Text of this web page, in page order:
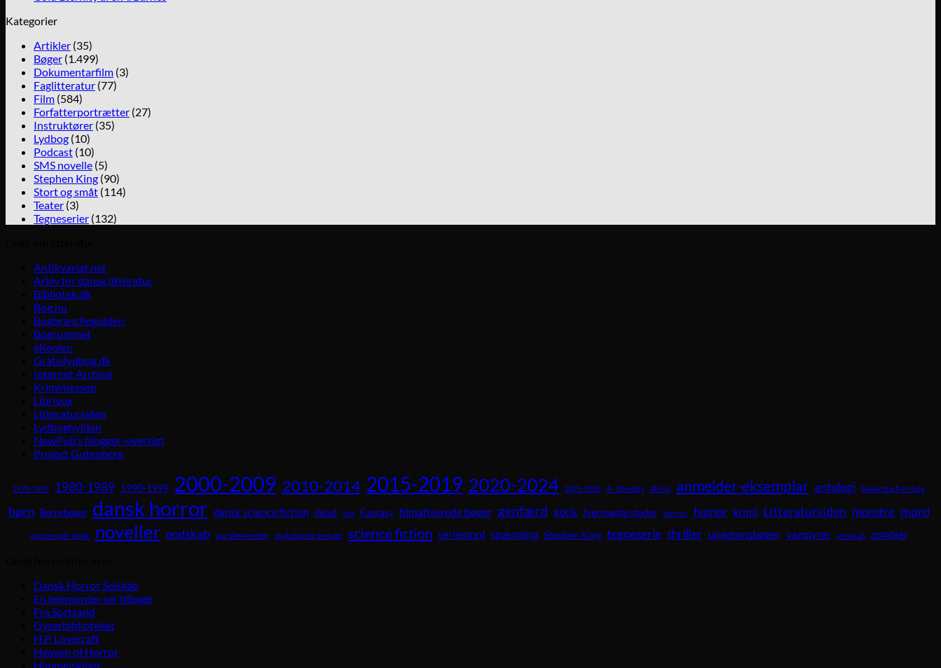
Kategorier
Artikler (35)
Bøger (1.499)
Dokumentarfilm (3)
Faglitteratur (77)
Film (584)
Forfatterportrætter (27)
Instruktører (35)
Lydbog (10)
Podcast (10)
SMS novelle (5)
Stephen King (90)
Stort og småt (114)
Teater (3)
Tegneserier (132)
Antikvariat.net
Arkiv for dansk litteratur
Bibliotek.dk
Bog.nu
Bogbrancheguiden
Bogrummet
eReolen
Gratislydbog.dk
Internet Archive
Krimimessen
Librivox
Litteratursiden
Lydboghylden
NewPub's blogger-oversigt
Project Gutenberg
1970-1979 1980-1989 1990-1999 2000-2009 2010-2014 2015-2019 2020-2024 2025-2029 A. Silvestri Aliens anmelder-eksemplar antologi baseret på en bog
børn Børnebøger dansk horror dansk science fiction debut dyr Fantasy filmatiserede bøger genfærd gotik hjemsøgte steder horror humor krimi Litteratursiden monstre mord
naturen går amok noveller ondskab parallelverden psykologisk portræt science fiction seriemord spænding Stephen King tegneserie thriller ungdomsbøger vampyrer venskab zombier
Dansk Horror Selskab
En lejemorder ser tilbage
Fra Sortsand
Gyserbiblioteket
H.P. Lovecraft
Heaven of Horror
Himmelskibet